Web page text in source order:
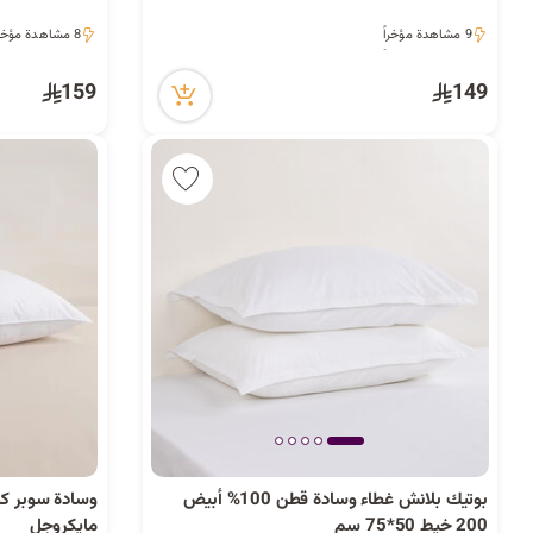
9 مشاهدة مؤخراً
149
8 مشاهدة مؤخراً
159
بوتيك بلانش غطاء وسادة قطن 100% أبيض
200 خيط 50*75 سم
وسادة سوبر
مايكروجل